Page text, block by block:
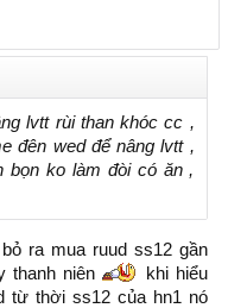
lvtt rùi than khóc cc ,
đên wed để nâng lvtt ,
bọn ko làm đòi có ăn ,
ra mua ruud ss12 gần
thanh niên
khi hiểu
từ thời ss12 của hn1 nó